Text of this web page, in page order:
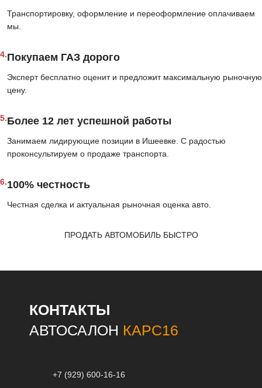
Транспортировку, оформление и переоформление оплачиваем
мы.
4.Покупаем ГАЗ дорого
Эксперт бесплатно оценит и предложит максимальную рыночную
цену.
5.Более 12 лет успешной работы
Занимаем лидирующие позиции в Ишеевке. С радостью
проконсультируем о продаже транспорта.
6.100% честность
Честная сделка и актуальная рыночная оценка авто.
ПРОДАТЬ АВТОМОБИЛЬ БЫСТРО
КОНТАКТЫ
АВТОСАЛОН КАРС16
+7 (929) 600-16-16